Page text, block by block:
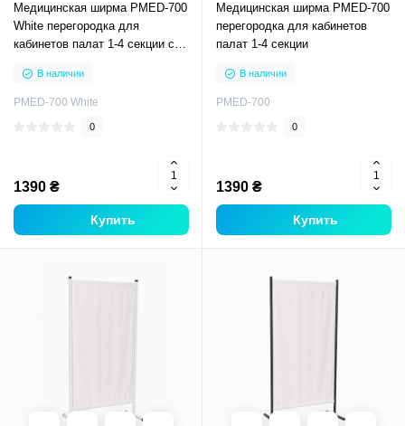
Медицинская ширма PMED-700
White перегородка для
кабинетов палат 1-4 секции с
В наличии
PMED-700 White
0
1390 ₴
Купить
Медицинская ширма PMED-700
перегородка для кабинетов
палат 1-4 секции
В наличии
PMED-700
0
1390 ₴
Купить